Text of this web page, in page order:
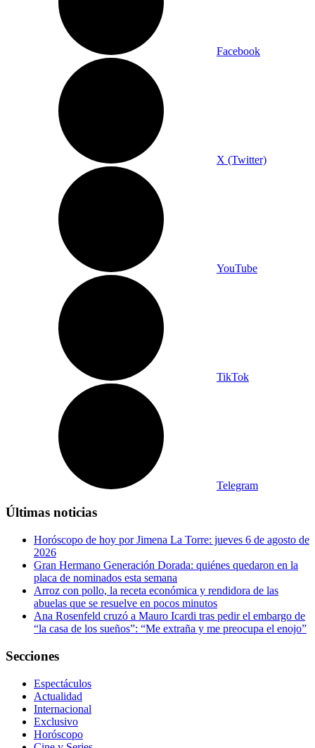
Facebook
X (Twitter)
YouTube
TikTok
Telegram
Últimas noticias
Horóscopo de hoy por Jimena La Torre: jueves 6 de agosto de
2026
Gran Hermano Generación Dorada: quiénes quedaron en la
placa de nominados esta semana
Arroz con pollo, la receta económica y rendidora de las
abuelas que se resuelve en pocos minutos
Ana Rosenfeld cruzó a Mauro Icardi tras pedir el embargo de
“la casa de los sueños”: “Me extraña y me preocupa el enojo”
Secciones
Espectáculos
Actualidad
Internacional
Exclusivo
Horóscopo